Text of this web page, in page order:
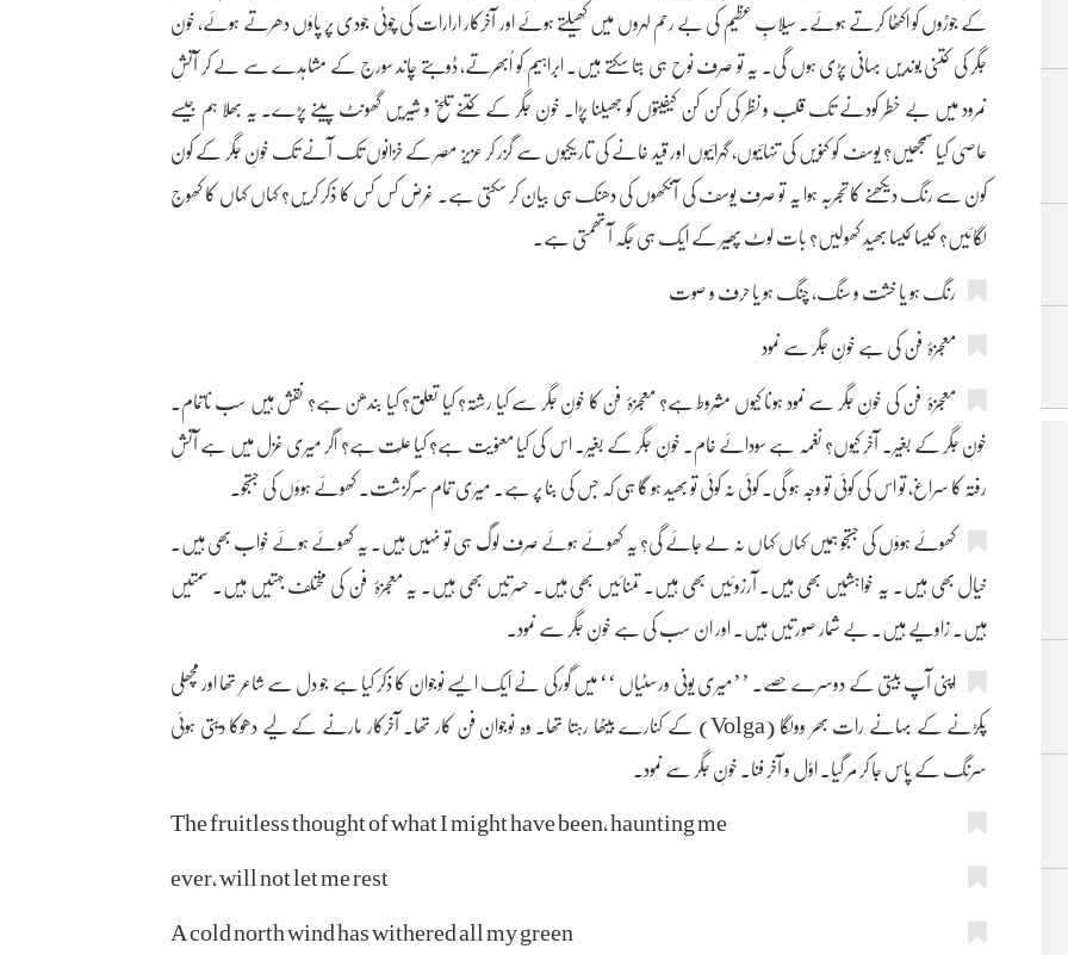
کے جوڑوں کو اکٹھا کرتے ہوئے۔ سیلابِ عظیم کی بے رحم لہروں میں کھیلتے ہوئے اور آخرکار ارارات کی چوٹی جودی پر پاؤں دھرتے ہوئے، خونِ
جگر کی کتنی بوندیں بہانی پڑی ہوں گی۔ یہ تو صرف نوح ہی بتا سکتے ہیں۔ ابراہیم کو اُبھرتے، ڈوبتے چاند سورج کے مشاہدے سے لے کر آتشِ
نمرود میں بے خطر کودنے تک قلب و نظر کی کن کن کیفیتوں کو جھیلنا پڑا۔ خونِ جگر کے کتنے تلخ و شیریں گھونٹ پینے پڑے۔ یہ بھلا ہم جیسے
عاصی کیا سمجھیں؟ یوسف کو کنویں کی تنہائیوں، گہرائیوں اور قید خانے کی تاریکیوں سے گزر کر عزیزِ مصر کے خزانوں تک آنے تک خونِ جگر کے کون
کون سے رنگ دیکھنے کا تجربہ ہوا یہ تو صرف یوسف کی آنکھوں کی دھنک ہی بیان کر سکتی ہے۔ غرض کس کس کا ذکر کریں؟ کہاں کہاں کا کھوج
لگائیں؟ کیسا کیسا بھید کھولیں؟ بات لوٹ پھیر کے ایک ہی جگہ آ تھمتی ہے۔
رنگ ہو یا خشت و سنگ، چنگ ہو یا حرف و صوت
معجزۂ فن کی ہے خونِ جگر سے نمود
معجزۂ فن کی خونِ جگر سے نمود ہونا کیوں مشروط ہے؟ معجزۂ فن کا خونِ جگر سے کیا رشتہ؟ کیا تعلق؟ کیا بندھن ہے؟ نقش ہیں سب ناتمام۔
خونِ جگر کے بغیر۔ آخر کیوں؟ نغمہ ہے سودائے خام۔ خونِ جگر کے بغیر۔ اس کی کیا معنویت ہے؟ کیا علّت ہے؟ اگر میری غزل میں ہے آتشِ
رفتہ کا سراغ، تو اس کی کوئی تو وجہ ہو گی۔ کوئی نہ کوئی تو بھید ہو گا ہی کہ جس کی بنا پر ہے۔ میری تمام سرگزشت۔ کھوئے ہوؤں کی جستجو۔
کھوئے ہوؤں کی جستجو ہمیں کہاں کہاں نہ لے جائے گی؟ یہ کھوئے ہوئے صرف لوگ ہی تو نہیں ہیں۔ یہ کھوئے ہوئے خواب بھی ہیں۔
خیال بھی ہیں۔ یہ خواہشیں بھی ہیں۔ آرزوئیں بھی ہیں۔ تمنائیں بھی ہیں۔ حسرتیں بھی ہیں۔ یہ معجزۂ فن کی مختلف جہتیں ہیں۔ سمتیں
ہیں۔ زاویے ہیں۔ بے شمار صورتیں ہیں۔ اور ان سب کی ہے خونِ جگر سے نمود۔
اپنی آپ بیتی کے دوسرے حصے۔ ’’میری یونی ورسٹیاں ‘‘ میں گورکی نے ایک ایسے نوجوان کا ذکر کیا ہے جو دل سے شاعر تھا اور مچھلی
پکڑنے کے بہانے رات بھر وولگا (Volga) کے کنارے بیٹھا رہتا تھا۔ وہ نوجوان فن کار تھا۔ آخرکار مارنے کے لیے دھوکا دیتی ہوئی
سرنگ کے پاس جا کر مر گیا۔ اوّل و آخر فنا۔ خونِ جگر سے نمود۔
The fruitless thought of what I might have been, haunting me
ever, will not let me rest
A cold north wind has withered all my green